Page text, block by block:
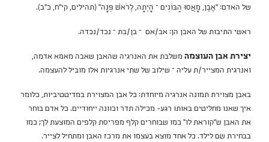
של האדם: "אֶבֶן, מָאֲסוּ הַבּוֹנִים – הָיְתָה, לְרֹאשׁ פִּנָּה" (תהילים, קי"ח, כ"ב).
ראשי התיבות של האבן הן: אב/אם – בן/בת – נכד/נכדה.
יצירת אבן העוצמה משלבת את האנרגיה שהאבן שאבה מאמא אדמה,
ואנרגית המצייר/ת עליה – שילוב של שתי אנרגיות אלו מוביל להעצמה.
באבן מצוירת תמונה אנרגיה מיוחדת: כל אבן המצוירת במדיטטיביות, כלומר
איך שאנו מחליטים באותו רגע- מכילה תדר וכוונה ייחודיים. כל אדם בוחר
את האבן ש"קוראת לו" כמו שבוחרים קלף מפריסת קלפים המוצעת לך; כמו
בבחירת שם לילד. כל אחד מוצא בעצמו את מרכז האבן ומתחיל לצייר.